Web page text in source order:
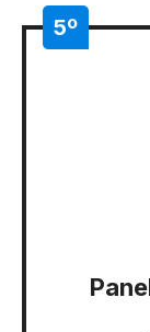
5º